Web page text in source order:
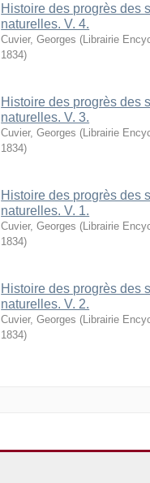
Histoire des progrès des
naturelles. V. 4.
Cuvier, Georges ( Librairie
1834)
Histoire des progrès des
naturelles. V. 3.
Cuvier, Georges ( Librairie
1834)
Histoire des progrès des
naturelles. V. 1.
Cuvier, Georges ( Librairie
1834)
Histoire des progrès des
naturelles. V. 2.
Cuvier, Georges ( Librairie
1834)